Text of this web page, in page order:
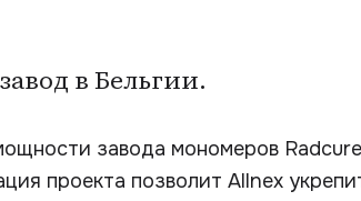
в Бельгии.
завода мономеров
проекта позволит Allnex